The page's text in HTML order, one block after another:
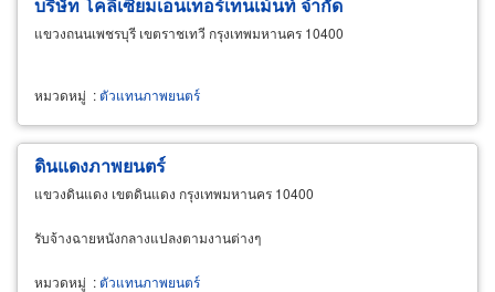
แขวงถนนเพชรบุรี เขตราชเทวี กรุงเทพมหานคร 10400
หมวดหมู่ :ตัวแทนภาพยนตร์
ดินแดงภาพยนตร์
แขวงดินแดง เขตดินแดง กรุงเทพมหานคร 10400
รับจ้างฉายหนังกลางแปลงตามงานต่างๆ
หมวดหมู่ :ตัวแทนภาพยนตร์